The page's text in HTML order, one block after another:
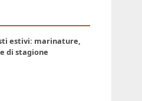
estivi: marinature,
di stagione